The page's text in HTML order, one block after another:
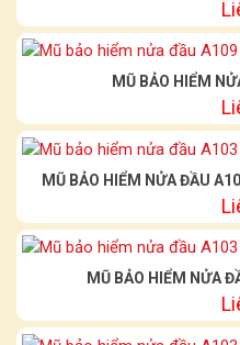
MŨ BẢO HIỂM
MŨ BẢO HIỂM NỬA ĐẦU
MŨ BẢO HIỂM NỬA